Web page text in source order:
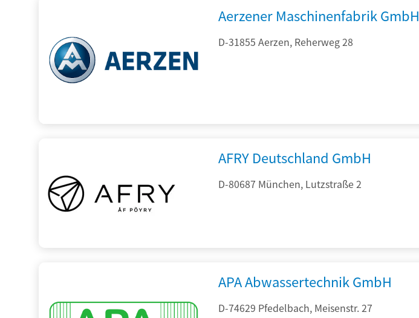
Aerzener Maschinenfabrik GmbH
D-31855 Aerzen, Reherweg 28
AFRY Deutschland GmbH
D-80687 München, Lutzstraße 2
APA Abwassertechnik GmbH
D-74629 Pfedelbach, Meisenstr. 27